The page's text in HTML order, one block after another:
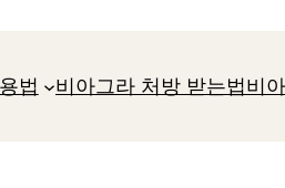
법 비아그라 처방 받는법비